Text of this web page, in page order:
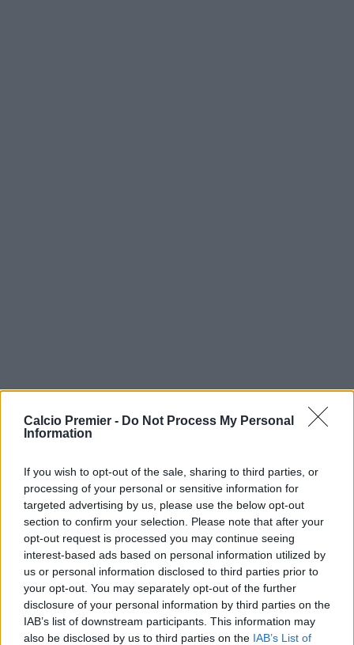
Calcio Premier - Do Not Process My Personal
Information
If you wish to opt-out of the sale, sharing to third parties, or
processing of your personal or sensitive information for
targeted advertising by us, please use the below opt-out
section to confirm your selection. Please note that after your
opt-out request is processed you may continue seeing
interest-based ads based on personal information utilized by
us or personal information disclosed to third parties prior to
your opt-out. You may separately opt-out of the further
disclosure of your personal information by third parties on the
IAB’s list of downstream participants. This information may
also be disclosed by us to third parties on the IAB’s List of